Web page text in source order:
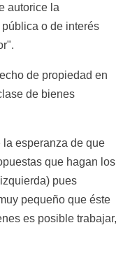
autorice la
o de interés
de propiedad en
de bienes
la esperanza de que
que hagan los
pues
pequeño que éste
es posible trabajar,